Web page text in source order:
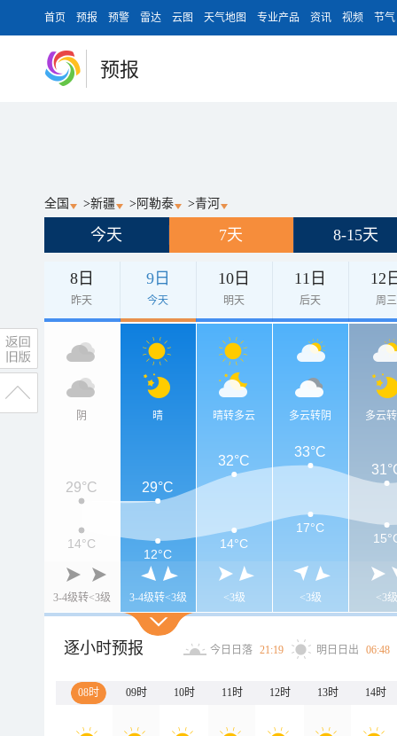
首页 预报 预警 雷达 云图 天气地图 专业产品 资讯 视频 节气
预报
全国 >新疆 > 阿勒泰 >青河
今天 7天 8-15天
8日
昨天
9日
今天
10日
明天
11日
后天
12
周三
阴
3-4级转<3级
晴
3-4级转<3级
晴转多云
<3级
多云转阴
<3级
多云
<3级
29°C 29°C
32°C
33°C
14°C
12°C
14°C
17°C
逐小时预报 今日日落 21:19 明日日出 06:48
08时 09时 10时 11时 12时 13时 14时